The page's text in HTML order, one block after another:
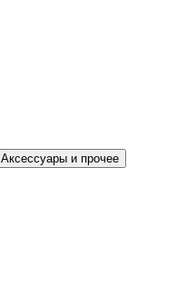
Аксессуары и прочее